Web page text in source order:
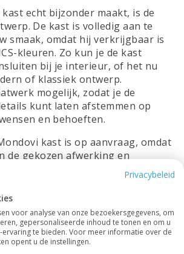
echt bijzonder maakt, is de
De kast is volledig aan te
smaak, omdat hij verkrijgbaar is
kleuren. Zo kun je de kast
bij je interieur, of het nu
of klassiek ontwerp.
mogelijk, zodat je de
kunt laten afstemmen op
en behoeften.
kast is op aanvraag, omdat
de gekozen afwerking en
Dit maakt het
kast samen te stellen die
past. Neem gerust contact
meer informatie of om een
te ontvangen.
Privacybeleid
voor analyse van onze bezoekersgegevens, om
gepersonaliseerde inhoud te tonen en om u
ervaring te bieden. Voor meer informatie over de
opent u de instellingen.